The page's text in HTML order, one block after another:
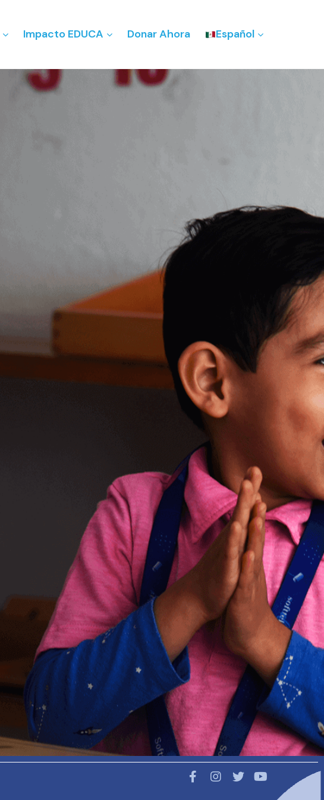
Impacto EDUCA Donar Ahora Español